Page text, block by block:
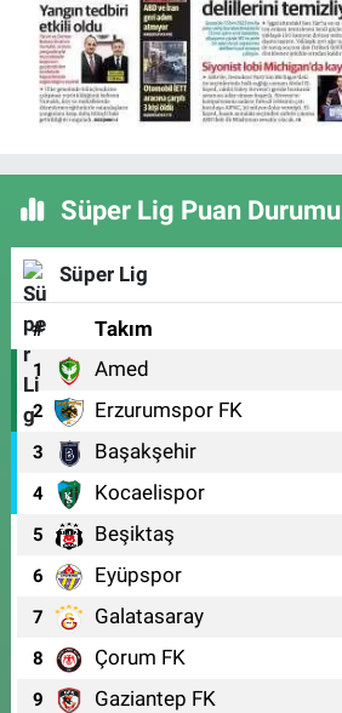
Süper Lig Puan Durumu
Süper Lig
# Takım
1 Amed
2 Erzurumspor FK
3 Başakşehir
4 Kocaelispor
5 Beşiktaş
6 Eyüpspor
7 Galatasaray
8 Çorum FK
9 Gaziantep FK